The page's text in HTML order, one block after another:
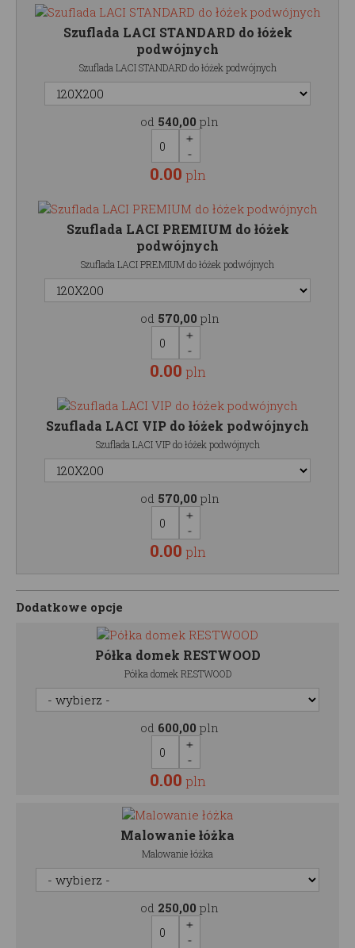
Szuflada LACI STANDARD do łóżek
podwójnych
Szuflada LACI STANDARD do łóżek podwójnych
od 540,00 pln
0.00 pln
Szuflada LACI PREMIUM do łóżek
podwójnych
Szuflada LACI PREMIUM do łóżek podwójnych
od 570,00 pln
0.00 pln
Szuflada LACI VIP do łóżek podwójnych
Szuflada LACI VIP do łóżek podwójnych
od 570,00 pln
0.00 pln
Dodatkowe opcje
Półka domek RESTWOOD
Półka domek RESTWOOD
od 600,00 pln
0.00 pln
Malowanie łóżka
Malowanie łóżka
od 250,00 pln